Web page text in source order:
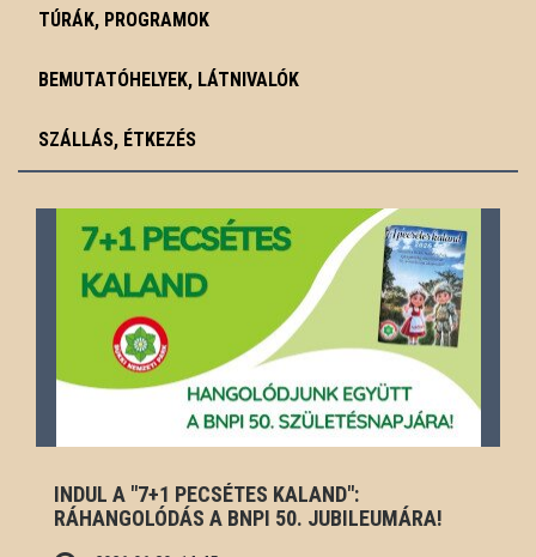
TÚRÁK, PROGRAMOK
BEMUTATÓHELYEK, LÁTNIVALÓK
SZÁLLÁS, ÉTKEZÉS
INDUL A "7+1 PECSÉTES KALAND":
RÁHANGOLÓDÁS A BNPI 50. JUBILEUMÁRA!